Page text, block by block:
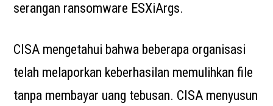
serangan ransomware ESXiArgs.
CISA mengetahui bahwa beberapa organisasi
telah melaporkan keberhasilan memulihkan file
tanpa membayar uang tebusan. CISA menyusun